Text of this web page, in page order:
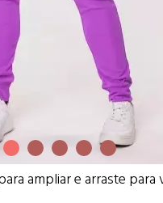
ampliar e arraste para